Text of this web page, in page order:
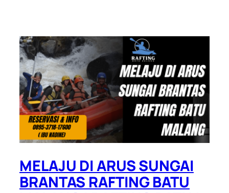
MELAJU DI ARUS SUNGAI
BRANTAS RAFTING BATU